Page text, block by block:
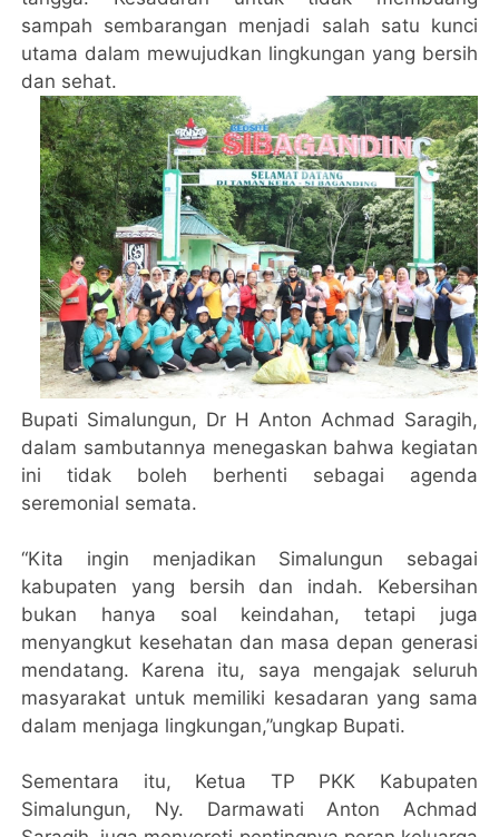
sampah sembarangan menjadi salah satu kunci
utama dalam mewujudkan lingkungan yang bersih
dan sehat.
Bupati Simalungun, Dr H Anton Achmad Saragih,
dalam sambutannya menegaskan bahwa kegiatan
ini tidak boleh berhenti sebagai agenda
seremonial semata.
“Kita ingin menjadikan Simalungun sebagai
kabupaten yang bersih dan indah. Kebersihan
bukan hanya soal keindahan, tetapi juga
menyangkut kesehatan dan masa depan generasi
mendatang. Karena itu, saya mengajak seluruh
masyarakat untuk memiliki kesadaran yang sama
dalam menjaga lingkungan,”ungkap Bupati.
Sementara itu, Ketua TP PKK Kabupaten
Simalungun, Ny. Darmawati Anton Achmad